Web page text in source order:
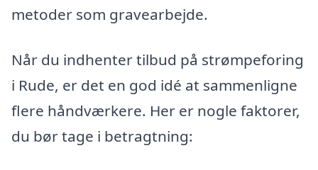
metoder som gravearbejde.
Når du indhenter tilbud på strømpeforing
i Rude, er det en god idé at sammenligne
flere håndværkere. Her er nogle faktorer,
du bør tage i betragtning: